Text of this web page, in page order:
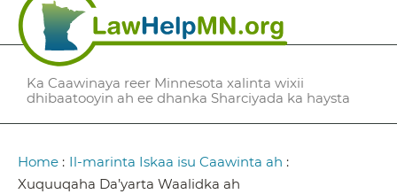
Ka Caawinaya reer Minnesota xalinta wixii
dhibaatooyin ah ee dhanka Sharciyada ka haysta
Breadcrumb
Home : Il-marinta Iskaa isu Caawinta ah :
Xuquuqaha Da’yarta Waalidka ah